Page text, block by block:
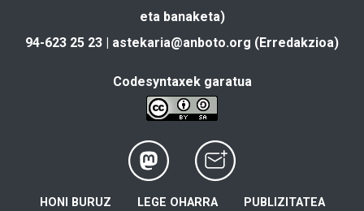
eta banaketa)
94-623 25 23 | astekaria@anboto.org (Erredakzioa)
Codesyntaxek garatua
HONI BURUZ LEGE OHARRA PUBLIZITATEA